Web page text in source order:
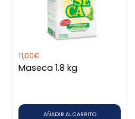
11,00€
Maseca 1.8 kg
AÑADIR AL CARRITO